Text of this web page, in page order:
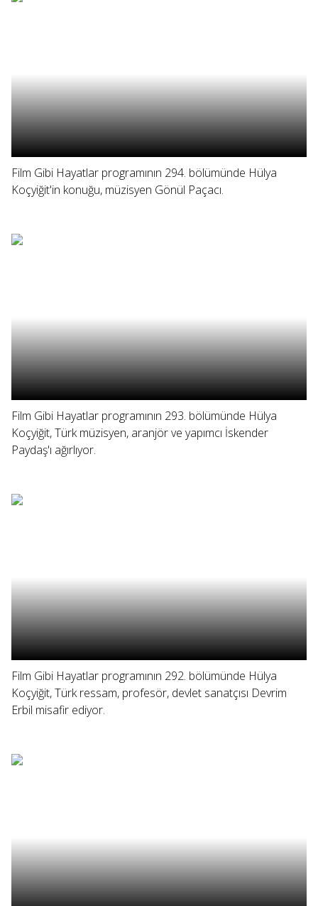
Film Gibi Hayatlar programının 294. bölümünde Hülya
Koçyiğit'in konuğu, müzisyen Gönül Paçacı.
Film Gibi Hayatlar programının 293. bölümünde Hülya
Koçyiğit, Türk müzisyen, aranjör ve yapımcı İskender
Paydaş'ı ağırlıyor.
Film Gibi Hayatlar programının 292. bölümünde Hülya
Koçyiğit, Türk ressam, profesör, devlet sanatçısı Devrim
Erbil misafir ediyor.